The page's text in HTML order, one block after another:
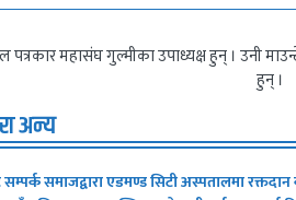
पत्रकार महासंघ गुल्मीका उपाध्यक्ष हुन् । उनी
हुन् ।
अन्य
सम्पर्क समाजद्वारा एडमण्ड सिटी अस्पतालमा